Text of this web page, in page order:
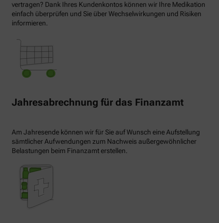
vertragen? Dank Ihres Kundenkontos können wir Ihre Medikation
einfach überprüfen und Sie über Wechselwirkungen und Risiken
informieren.
Jahresabrechnung für das Finanzamt
Am Jahresende können wir für Sie auf Wunsch eine Aufstellung
sämtlicher Aufwendungen zum Nachweis außergewöhnlicher
Belastungen beim Finanzamt erstellen.